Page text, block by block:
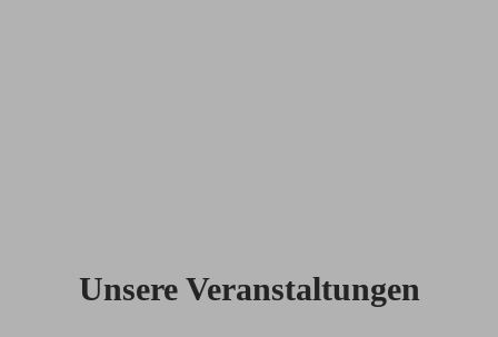
Unsere Veranstaltungen